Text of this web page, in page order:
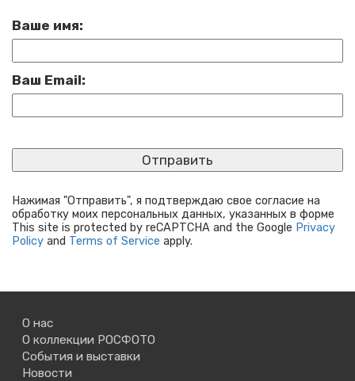
Ваше имя:
Ваш Email:
Нажимая "Отправить", я подтверждаю свое согласие на
обработку моих персональных данных, указанных в форме
This site is protected by reCAPTCHA and the Google Privacy
Policy and Terms of Service apply.
О нас
О коллекции РОСФОТО
События и выставки
Новости